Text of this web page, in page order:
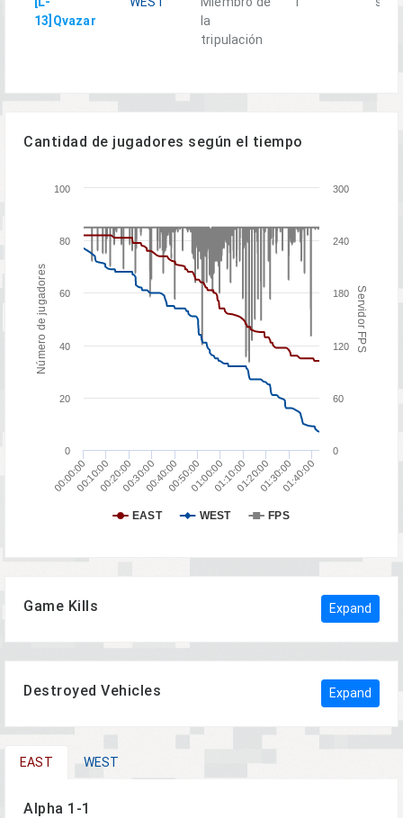
13]Qvazar
la
tripulación
Cantidad de jugadores según el tiempo
Número de jugadores Servidor FPS
EAST WEST FPS
00:00:0000:10:0000:20:0000:30:0000:40:0000:50:0001:00:0001:10:0001:20:0001:30:0001:40:00
0
20
40
60
80
100
0
60
120
180
240
300
Game Kills Expand
Destroyed Vehicles Expand
EAST WEST
Alpha 1-1